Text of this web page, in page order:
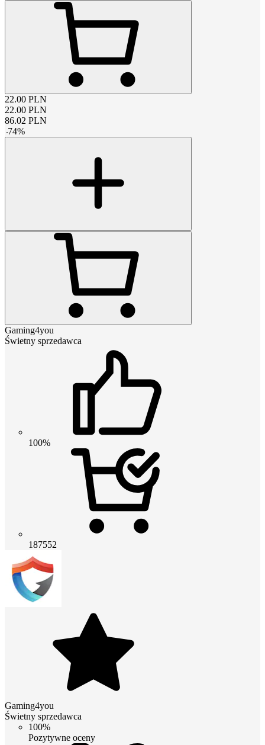
22.00 PLN
22.00 PLN
86.02 PLN
-74%
Gaming4you
Świetny sprzedawca
100%
187552
Gaming4you
Świetny sprzedawca
100%
Pozytywne oceny